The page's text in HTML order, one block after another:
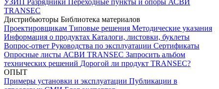
УЗИП Разрядники Переходные пункты и опоры АСВИ
TRANSEC
Дистрибьюторы Библиотека материалов
Проектировщикам Типовые решения Методические указания
Информация о продуктах Каталоги, листовки, буклеты
Вопрос-ответ Руководства по эксплуатации Сертификаты
Опросные листы АСВИ TRANSEC Запросить альбом
технических решений Дорогой ли продукт TRANSEC?
ОПЫТ
Примеры установки и эксплуатации Публикации в